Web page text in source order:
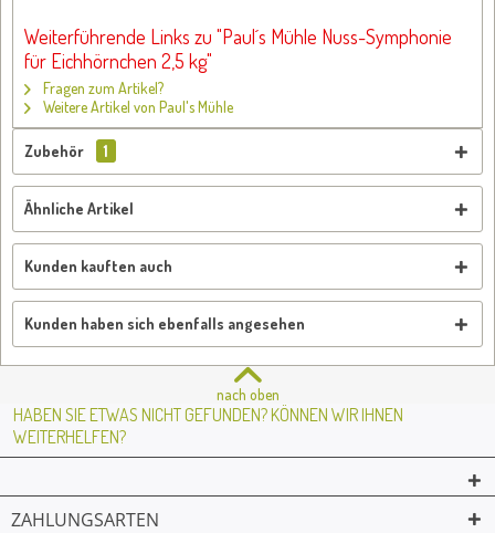
Weiterführende Links zu "Paul´s Mühle Nuss-Symphonie
für Eichhörnchen 2,5 kg"
Fragen zum Artikel?
Weitere Artikel von Paul's Mühle
Zubehör 1
Ähnliche Artikel
Kunden kauften auch
Kunden haben sich ebenfalls angesehen
nach oben
HABEN SIE ETWAS NICHT GEFUNDEN? KÖNNEN WIR IHNEN
WEITERHELFEN?
ZAHLUNGSARTEN